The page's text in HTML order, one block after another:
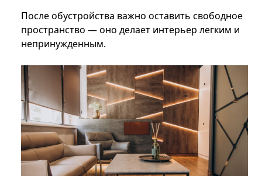
После обустройства важно оставить свободное
пространство — оно делает интерьер легким и
непринужденным.